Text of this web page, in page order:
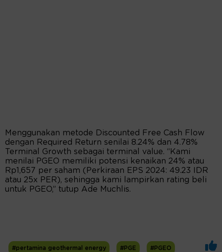
Menggunakan metode Discounted Free Cash Flow
dengan Required Return senilai 8.24% dan 4.78%
Terminal Growth sebagai terminal value. “Kami
menilai PGEO memiliki potensi kenaikan 24% atau
Rp1,657 per saham (Perkiraan EPS 2024: 49.23 IDR
atau 25x PER), sehingga kami lampirkan rating beli
untuk PGEO,” tutup Ade Muchlis.
#pertamina geothermal energy #PGE #PGEO